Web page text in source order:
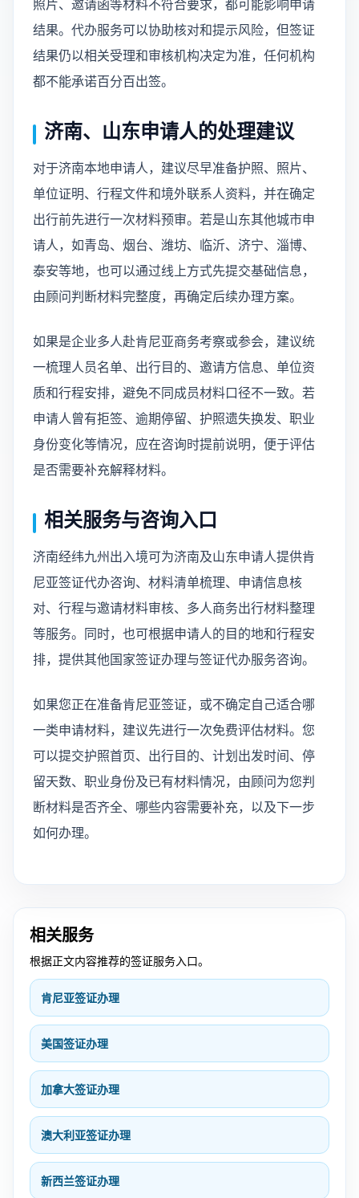
照片、邀请函等材料不符合要求，都可能影响申请
结果。代办服务可以协助核对和提示风险，但签证
结果仍以相关受理和审核机构决定为准，任何机构
都不能承诺百分百出签。
济南、山东申请人的处理建议
对于济南本地申请人，建议尽早准备护照、照片、
单位证明、行程文件和境外联系人资料，并在确定
出行前先进行一次材料预审。若是山东其他城市申
请人，如青岛、烟台、潍坊、临沂、济宁、淄博、
泰安等地，也可以通过线上方式先提交基础信息，
由顾问判断材料完整度，再确定后续办理方案。
如果是企业多人赴肯尼亚商务考察或参会，建议统
一梳理人员名单、出行目的、邀请方信息、单位资
质和行程安排，避免不同成员材料口径不一致。若
申请人曾有拒签、逾期停留、护照遗失换发、职业
身份变化等情况，应在咨询时提前说明，便于评估
是否需要补充解释材料。
相关服务与咨询入口
济南经纬九州出入境可为济南及山东申请人提供肯
尼亚签证代办咨询、材料清单梳理、申请信息核
对、行程与邀请材料审核、多人商务出行材料整理
等服务。同时，也可根据申请人的目的地和行程安
排，提供其他国家签证办理与签证代办服务咨询。
如果您正在准备肯尼亚签证，或不确定自己适合哪
一类申请材料，建议先进行一次免费评估材料。您
可以提交护照首页、出行目的、计划出发时间、停
留天数、职业身份及已有材料情况，由顾问为您判
断材料是否齐全、哪些内容需要补充，以及下一步
如何办理。
相关服务
根据正文内容推荐的签证服务入口。
肯尼亚签证办理
美国签证办理
加拿大签证办理
澳大利亚签证办理
新西兰签证办理